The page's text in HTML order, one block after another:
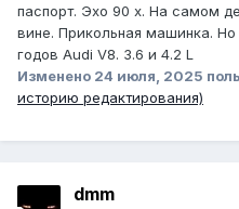
паспорт. Эхо 90 х. На самом
вине. Прикольная машинка.
годов Audi V8. 3.6 и 4.2 L
Изменено 24 июля, 2025
историю редактирования)
dmm